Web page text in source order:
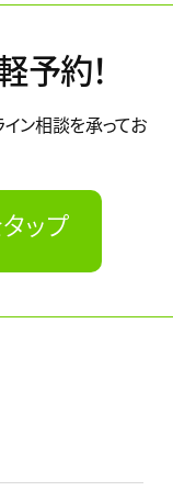
予約！
ン相談を承ってお
ップ